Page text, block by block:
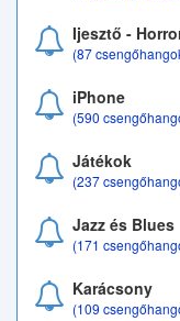
Ijesztő -
(87
iPhone
(590
Játékok
(237
Jazz és Blues
(171
Karácsony
(109